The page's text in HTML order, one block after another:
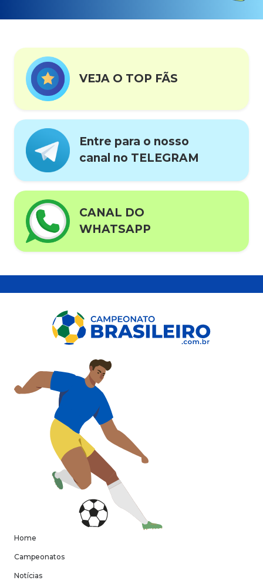
VEJA O TOP FÃS
Entre para o nosso
canal no TELEGRAM
CANAL DO
WHATSAPP
Home
Campeonatos
Notícias